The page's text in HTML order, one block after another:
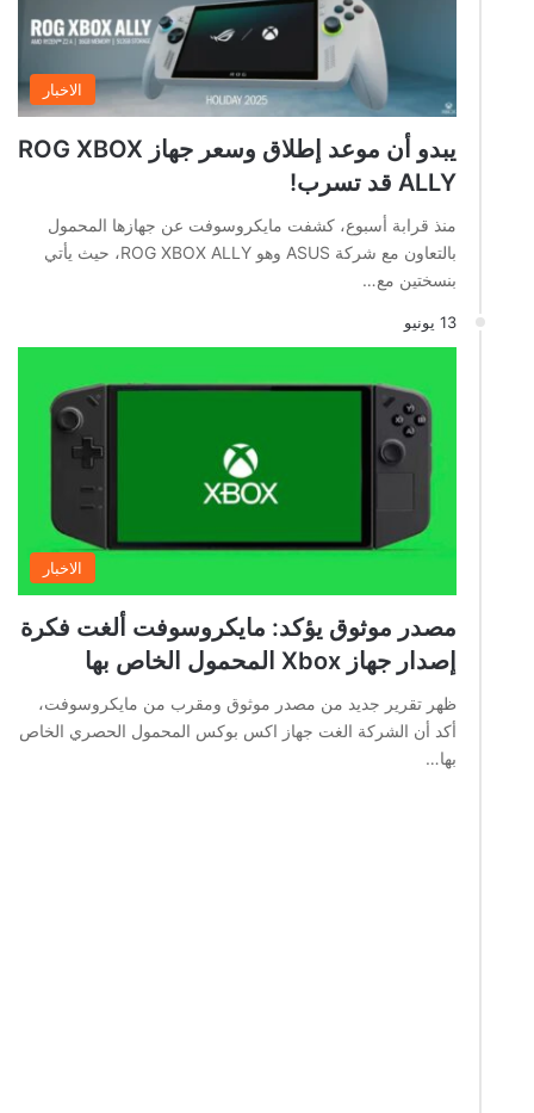
الاخبار
يبدو أن موعد إطلاق وسعر جهاز ROG XBOX
ALLY قد تسرب!
منذ قرابة أسبوع، كشفت مايكروسوفت عن جهازها المحمول
بالتعاون مع شركة ASUS وهو ROG XBOX ALLY، حيث يأتي
بنسختين مع…
13 يونيو
الاخبار
مصدر موثوق يؤكد: مايكروسوفت ألغت فكرة
إصدار جهاز Xbox المحمول الخاص بها
ظهر تقرير جديد من مصدر موثوق ومقرب من مايكروسوفت،
أكد أن الشركة الغت جهاز اكس بوكس المحمول الحصري الخاص
بها…